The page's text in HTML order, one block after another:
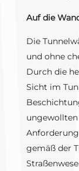
Auf die
Die
und ohne
Durch die
Sicht im
ungewollten
gemäß der